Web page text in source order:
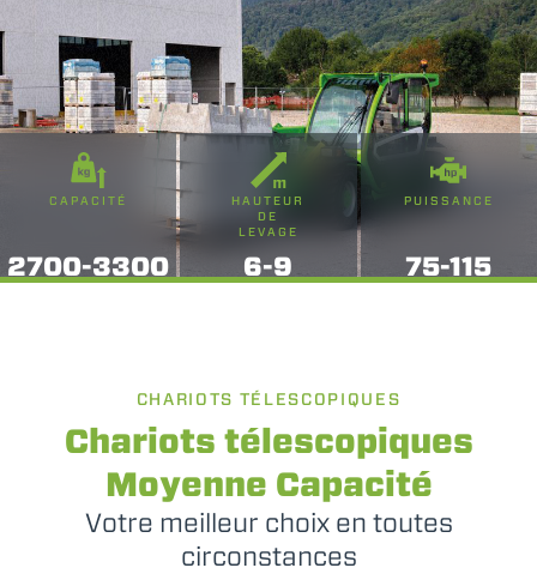
CAPACITÉ
2700-3300
HAUTEUR
DE
LEVAGE
6-9
PUISSANCE
75-115
CHARIOTS TÉLESCOPIQUES
Chariots télescopiques
Moyenne Capacité
Votre meilleur choix en toutes
circonstances